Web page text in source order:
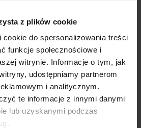
z plików cookie
do spersonalizowania treści
funkcje społecznościowe i
witrynie. Informacje o tym, jak
udostępniamy partnerom
i analitycznym.
te informacje z innymi danymi
lub uzyskanymi podczas